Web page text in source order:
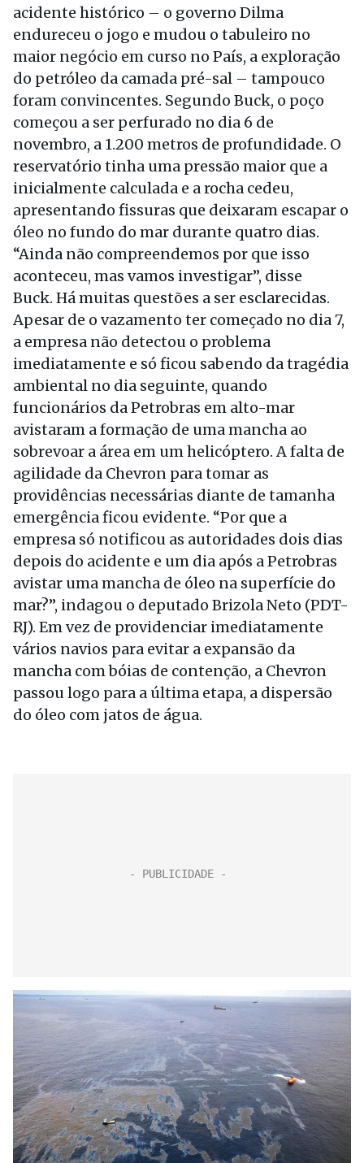
acidente histórico – o governo Dilma
endureceu o jogo e mudou o tabuleiro no
maior negócio em curso no País, a exploração
do petróleo da camada pré-sal – tampouco
foram convincentes. Segundo Buck, o poço
começou a ser perfurado no dia 6 de
novembro, a 1.200 metros de profundidade. O
reservatório tinha uma pressão maior que a
inicialmente calculada e a rocha cedeu,
apresentando fissuras que deixaram escapar o
óleo no fundo do mar durante quatro dias.
“Ainda não compreendemos por que isso
aconteceu, mas vamos investigar”, disse
Buck. Há muitas questões a ser esclarecidas.
Apesar de o vazamento ter começado no dia 7,
a empresa não detectou o problema
imediatamente e só ficou sabendo da tragédia
ambiental no dia seguinte, quando
funcionários da Petrobras em alto-mar
avistaram a formação de uma mancha ao
sobrevoar a área em um helicóptero. A falta de
agilidade da Chevron para tomar as
providências necessárias diante de tamanha
emergência ficou evidente. “Por que a
empresa só notificou as autoridades dois dias
depois do acidente e um dia após a Petrobras
avistar uma mancha de óleo na superfície do
mar?”, indagou o deputado Brizola Neto (PDT-
RJ). Em vez de providenciar imediatamente
vários navios para evitar a expansão da
mancha com bóias de contenção, a Chevron
passou logo para a última etapa, a dispersão
do óleo com jatos de água.